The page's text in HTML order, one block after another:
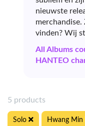
nieuwste
merchandise.
vinden? Wij
All Albums
HANTEO
5 products
Solo Hwang Min